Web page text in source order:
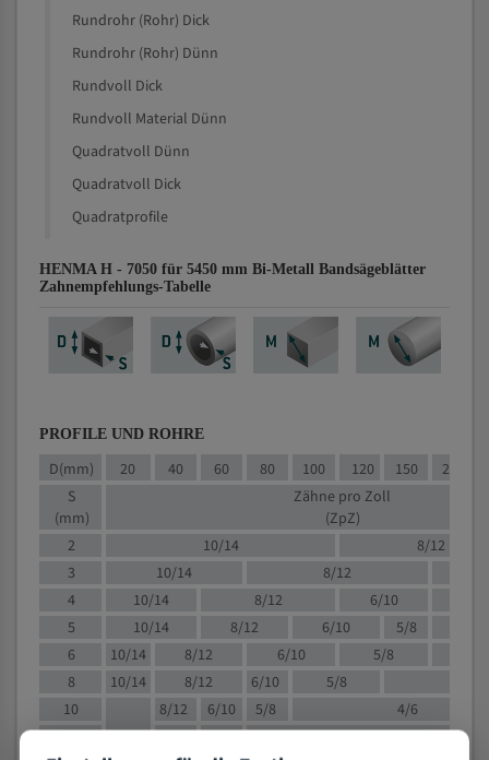
Rundrohr (Rohr) Dick
Rundrohr (Rohr) Dünn
Rundvoll Dick
Rundvoll Material Dünn
Quadratvoll Dünn
Quadratvoll Dick
Quadratprofile
HENMA H - 7050 für 5450 mm Bi-Metall Bandsägeblätter
Zahnempfehlungs-Tabelle
PROFILE UND ROHRE
D(mm) 20 40 60 80 100 120 150 200
S
(mm)
Zähne pro Zoll
(ZpZ)
2
10/14
8/12
3
10/14 8/12
4
10/14 8/12 6/10
5
10/14 8/12 6/10
5/8
6
10/14 8/12 6/10
5/8
8
10/14 8/12 6/10 5/8
10
8/12 6/10 5/8
4/6
12
8/12 6/10
4/6